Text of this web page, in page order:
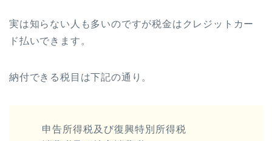
実は知らない人も多いのですが税金はクレジットカー
ド払いできます。
納付できる税目は下記の通り。
申告所得税及び復興特別所得税